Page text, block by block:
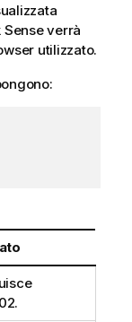
Senseverrà
utilizzato.